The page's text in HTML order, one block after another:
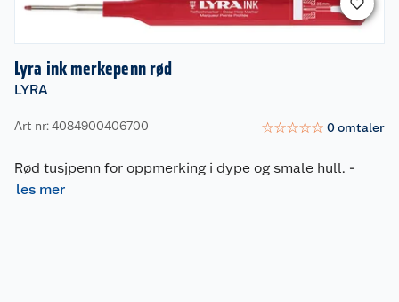
Lyra ink merkepenn rød
LYRA
Art nr: 4084900406700 ☆☆☆☆☆ 0omtaler
Rød tusjpenn for oppmerking i dype og smale hull. -
les mer